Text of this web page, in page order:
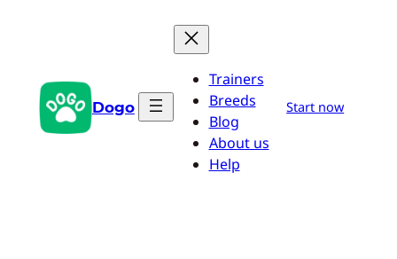
Dogo
Trainers
Breeds
Blog
About us
Help
Start now